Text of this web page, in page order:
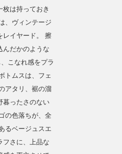
は持っておき
、ヴィンテージ
レイヤード。 擦
んだかのような
こなれ感をプラ
トムスは、フェ
アタリ、裾の溜
暮ったさのない
の色落ちが、全
るベージュスエ
フさに、上品な